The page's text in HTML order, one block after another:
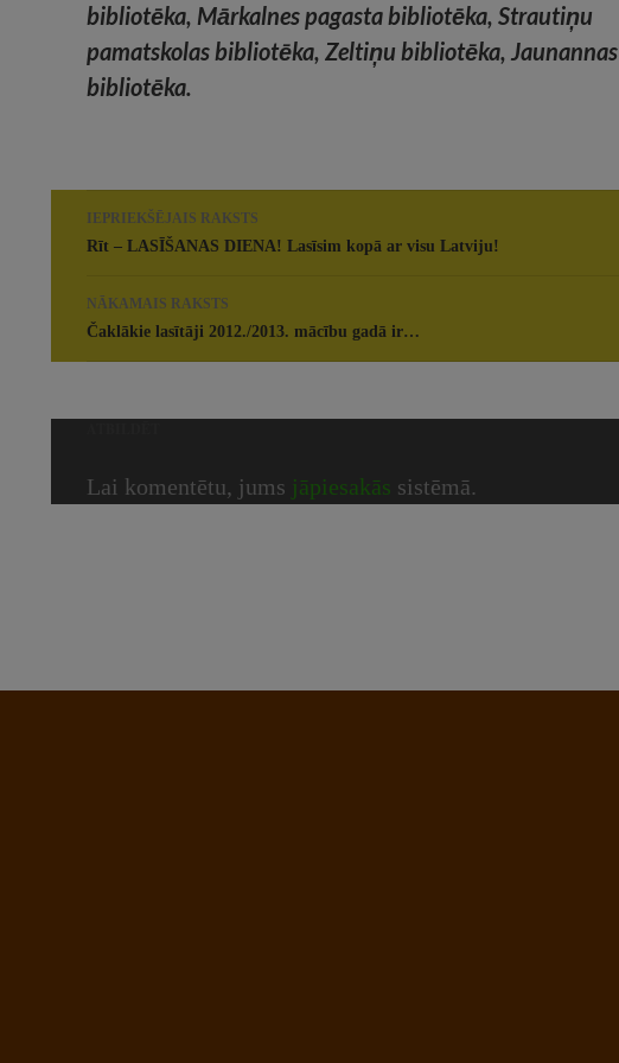
bibliotēka, Mārkalnes pagasta bibliotēka, Strautiņu
pamatskolas bibliotēka, Zeltiņu bibliotēka, Jaunannas
bibliotēka.
Rakstu
navigācija
IEPRIEKŠĒJAIS RAKSTS
Rīt – LASĪŠANAS DIENA! Lasīsim kopā ar visu Latviju!
NĀKAMAIS RAKSTS
Čaklākie lasītāji 2012./2013. mācību gadā ir…
Lai komentētu, jums jāpiesakās sistēmā.